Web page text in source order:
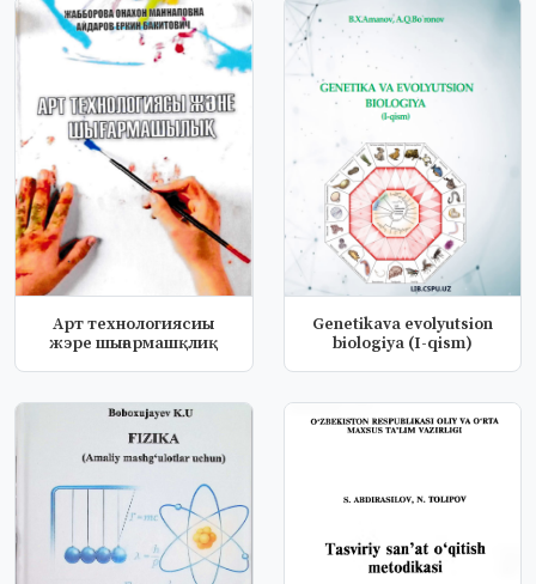
Арт технологиясиы
жэре шығармашқлиқ
Genetikava evolyutsion
biologiya (I-qism)